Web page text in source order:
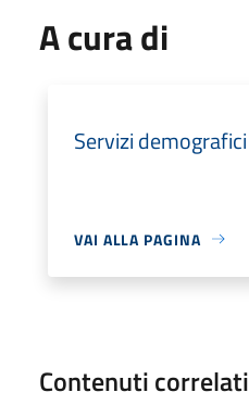
A cura di
Servizi demografici
VAI ALLA PAGINA
Contenuti correlati